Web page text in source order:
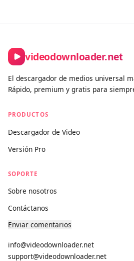
cases: saving your own social media
open-license and Creative Commons
publicly available media you have
block platforms where downloading
provider, and we maintain a clear
videodownloader.net
El descargador de medios universal
Rápido, premium y gratis para
Descargador de Video